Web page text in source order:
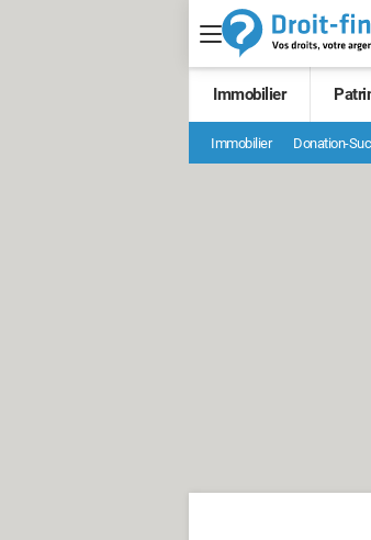
Immobilier
Immobilier Donation-